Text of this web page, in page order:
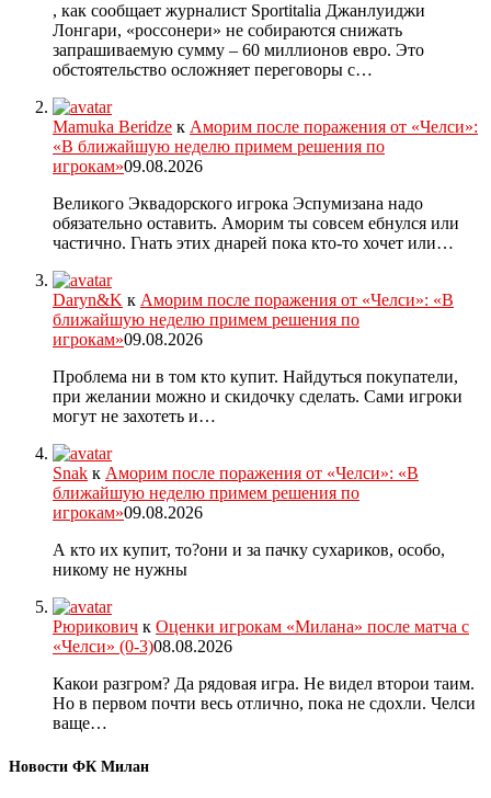
, как сообщает журналист Sportitalia Джанлуиджи
Лонгари, «россонери» не собираются снижать
запрашиваемую сумму – 60 миллионов евро. Это
обстоятельство осложняет переговоры с…
Mamuka Beridze к Аморим после поражения от «Челси»:
«В ближайшую неделю примем решения по
игрокам»09.08.2026
Великого Эквадорского игрока Эспумизана надо
обязательно оставить. Аморим ты совсем ебнулся или
частично. Гнать этих днарей пока кто-то хочет или…
Daryn&K к Аморим после поражения от «Челси»: «В
ближайшую неделю примем решения по
игрокам»09.08.2026
Проблема ни в том кто купит. Найдуться покупатели,
при желании можно и скидочку сделать. Сами игроки
могут не захотеть и…
Snak к Аморим после поражения от «Челси»: «В
ближайшую неделю примем решения по
игрокам»09.08.2026
А кто их купит, то?они и за пачку сухариков, особо,
никому не нужны
Рюрикович к Оценки игрокам «Милана» после матча с
«Челси» (0-3)08.08.2026
Какои разгром? Да рядовая игра. Не видел второи таим.
Но в первом почти весь отлично, пока не сдохли. Челси
ваще…
Новости ФК Милан